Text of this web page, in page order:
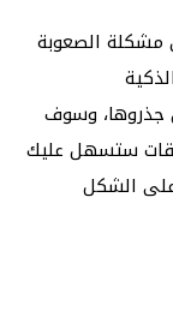
الصعوبة
جذروها، وسوف
ستسهل عليك
الشكل